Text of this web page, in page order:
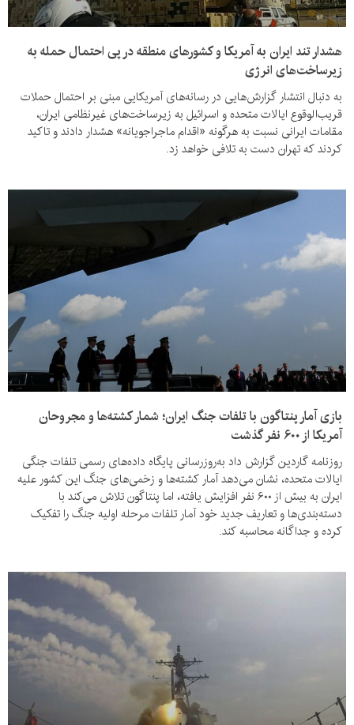
هشدار تند ایران به آمریکا و کشورهای منطقه در پی احتمال حمله به
زیرساخت‌های انرژی
به دنبال انتشار گزارش‌هایی در رسانه‌های آمریکایی مبنی بر احتمال حملات
قریب‌الوقوع ایالات متحده و اسرائیل به زیرساخت‌های غیرنظامی ایران،
مقامات ایرانی نسبت به هرگونه «اقدام ماجراجویانه» هشدار دادند و تاکید
کردند که تهران دست به تلافی خواهد زد.
بازی آمار پنتاگون با تلفات جنگ ایران؛ شمار کشته‌ها و مجروحان
آمریکا از ۶۰۰ نفر گذشت
روزنامه گاردین گزارش داد به‌روزرسانی پایگاه داده‌های رسمی تلفات جنگی
ایالات متحده، نشان می‌دهد آمار کشته‌ها و زخمی‌های جنگ این کشور علیه
ایران به بیش از ۶۰۰ نفر افزایش یافته، اما پنتاگون تلاش می‌کند با
دسته‌بندی‌ها و تعاریف جدید خود آمار تلفات مرحله اولیه جنگ را تفکیک
کرده و جداگانه محاسبه کند.